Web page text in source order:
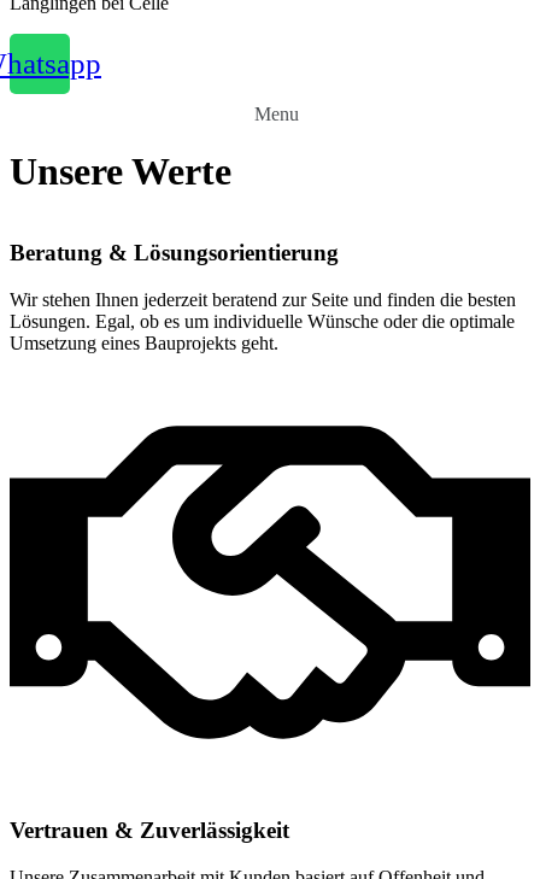
Menu
Unsere Werte
Beratung & Lösungsorientierung
Wir stehen Ihnen jederzeit beratend zur Seite und finden die besten
Lösungen. Egal, ob es um individuelle Wünsche oder die optimale
Umsetzung eines Bauprojekts geht.
Vertrauen & Zuverlässigkeit